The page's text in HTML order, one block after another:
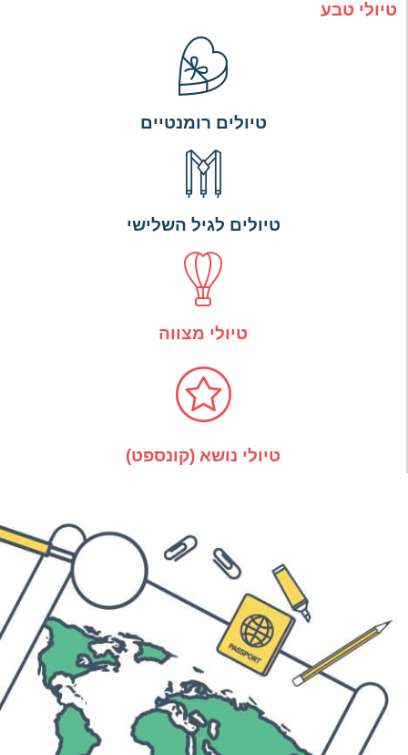
טיולי טבע
טיולים רומנטיים
טיולים לגיל השלישי
טיולי מצווה
טיולי נושא (קונספט)